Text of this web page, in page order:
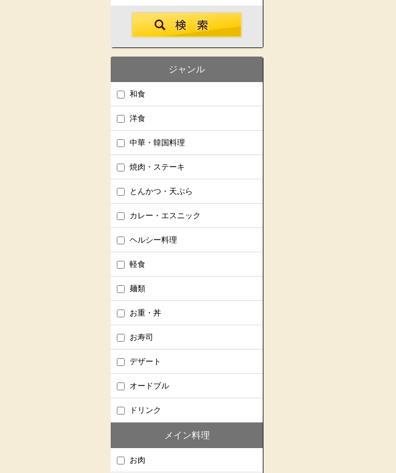
ジャンル
和食
洋食
中華・韓国料理
焼肉・ステーキ
とんかつ・天ぷら
カレー・エスニック
ヘルシー料理
軽食
麺類
お重・丼
お寿司
デザート
オードブル
ドリンク
メイン料理
お肉